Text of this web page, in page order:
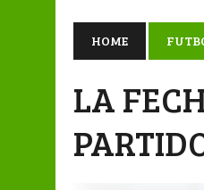
6 AGOSTO, 2026 |
8 AGOSTO, 2026 |
HOME
LA